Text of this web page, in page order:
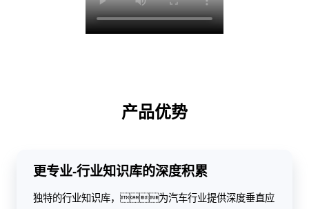
产品优势
更专业-行业知识库的深度积累
独特的行业知识库，为汽车行业提供深度垂直应